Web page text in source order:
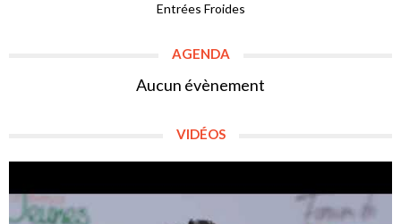
Entrées Froides
AGENDA
Aucun évènement
VIDÉOS